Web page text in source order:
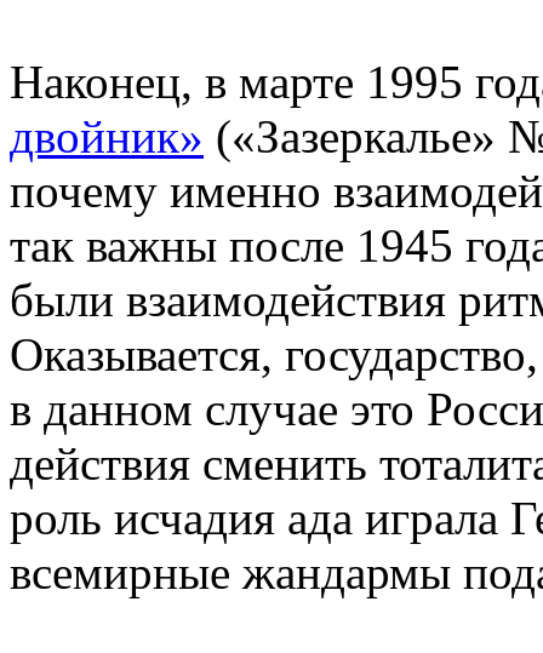
Наконец, в марте 1995
двойник» («Зазеркалье»
почему именно
так важны после 1945
были взаимодействия
Оказывается,
в данном случае это
действия сменить
роль исчадия ада играла
всемирные жандармы